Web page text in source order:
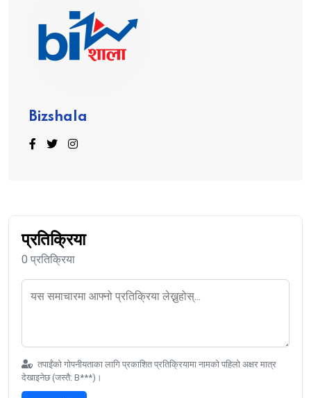
Bizshala
प्रतिक्रिया
0 प्रतिक्रिया
तपाईंको गोपनीयताका लागि प्रकाशित प्रतिक्रियामा नामको पहिलो अक्षर मात्र
देखाइनेछ (जस्तै: B***)।